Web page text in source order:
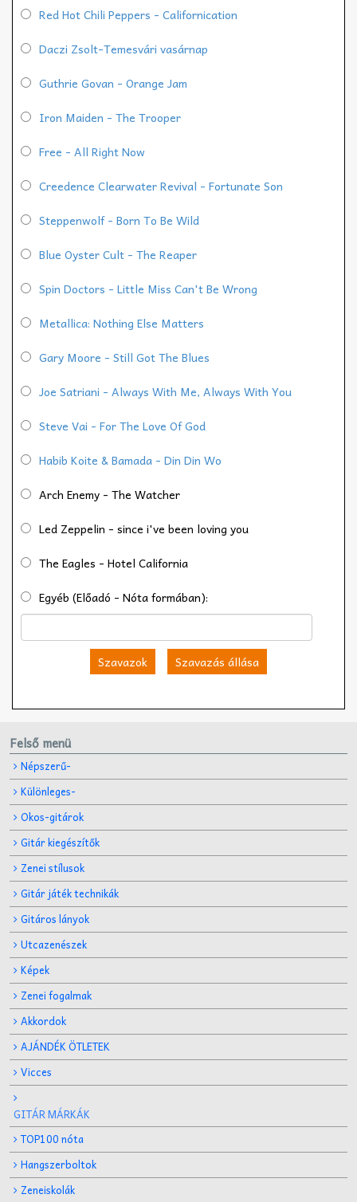
Red Hot Chili Peppers - Californication
Daczi Zsolt-Temesvári vasárnap
Guthrie Govan - Orange Jam
Iron Maiden - The Trooper
Free - All Right Now
Creedence Clearwater Revival - Fortunate Son
Steppenwolf - Born To Be Wild
Blue Oyster Cult - The Reaper
Spin Doctors - Little Miss Can't Be Wrong
Metallica: Nothing Else Matters
Gary Moore - Still Got The Blues
Joe Satriani - Always With Me, Always With You
Steve Vai - For The Love Of God
Habib Koite & Bamada - Din Din Wo
Arch Enemy - The Watcher
Led Zeppelin - since i've been loving you
The Eagles - Hotel California
Egyéb (Előadó - Nóta formában):
Szavazok Szavazás állása
Felső menü
Népszerű-
Különleges-
Okos-gitárok
Gitár kiegészítők
Zenei stílusok
Gitár játék technikák
Gitáros lányok
Utcazenészek
Képek
Zenei fogalmak
Akkordok
AJÁNDÉK ÖTLETEK
Vicces
GITÁR MÁRKÁK
TOP100 nóta
Hangszerboltok
Zeneiskolák